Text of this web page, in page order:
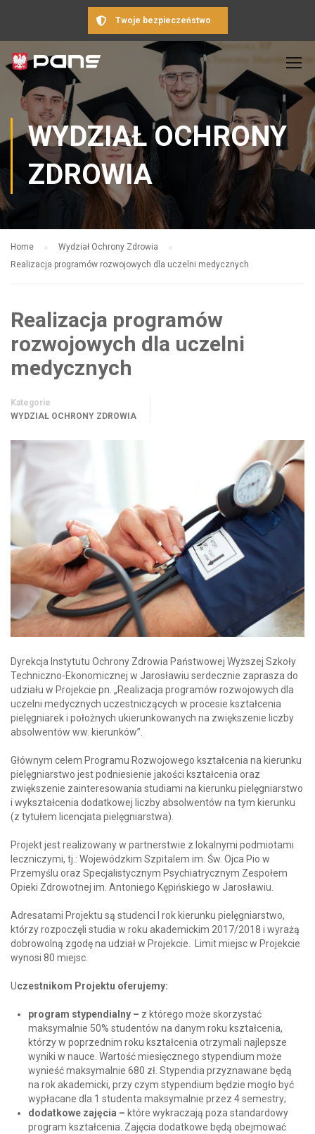
Twoje bezpieczeństwo
WYDZIAŁ OCHRONY
ZDROWIA
Home
Wydział Ochrony Zdrowia
Realizacja programów rozwojowych dla uczelni medycznych
Realizacja programów
rozwojowych dla uczelni
medycznych
Kategorie
WYDZIAŁ OCHRONY ZDROWIA
Dyrekcja Instytutu Ochrony Zdrowia Państwowej Wyższej Szkoły
Techniczno-Ekonomicznej w Jarosławiu serdecznie zaprasza do
udziału w Projekcie pn. „Realizacja programów rozwojowych dla
uczelni medycznych uczestniczących w procesie kształcenia
pielęgniarek i położnych ukierunkowanych na zwiększenie liczby
absolwentów ww. kierunków”.
Głównym celem Programu Rozwojowego kształcenia na kierunku
pielęgniarstwo jest podniesienie jakości kształcenia oraz
zwiększenie zainteresowania studiami na kierunku pielęgniarstwo
i wykształcenia dodatkowej liczby absolwentów na tym kierunku
(z tytułem licencjata pielęgniarstwa).
Projekt jest realizowany w partnerstwie z lokalnymi podmiotami
leczniczymi, tj.: Wojewódzkim Szpitalem im. Św. Ojca Pio w
Przemyślu oraz Specjalistycznym Psychiatrycznym Zespołem
Opieki Zdrowotnej im. Antoniego Kępińskiego w Jarosławiu.
Adresatami Projektu są studenci I rok kierunku pielęgniarstwo,
którzy rozpoczęli studia w roku akademickim 2017/2018 i wyrażą
dobrowolną zgodę na udział w Projekcie. Limit miejsc w Projekcie
wynosi 80 miejsc.
Uczestnikom Projektu oferujemy:
program stypendialny – z którego może skorzystać
maksymalnie 50% studentów na danym roku kształcenia,
którzy w poprzednim roku kształcenia otrzymali najlepsze
wyniki w nauce. Wartość miesięcznego stypendium może
wynieść maksymalnie 680 zł. Stypendia przyznawane będą
na rok akademicki, przy czym stypendium będzie mogło być
wypłacane dla 1 studenta maksymalnie przez 4 semestry;
dodatkowe zajęcia – które wykraczają poza standardowy
program kształcenia. Zajęcia dodatkowe będą obejmować